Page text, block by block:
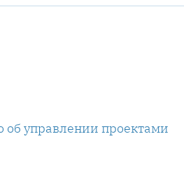
управлении проектами